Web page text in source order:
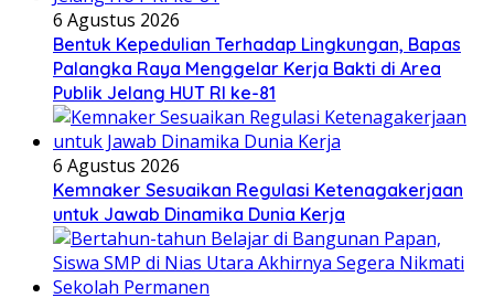
6 Agustus 2026
Bentuk Kepedulian Terhadap Lingkungan, Bapas
Palangka Raya Menggelar Kerja Bakti di Area
Publik Jelang HUT RI ke-81
6 Agustus 2026
Kemnaker Sesuaikan Regulasi Ketenagakerjaan
untuk Jawab Dinamika Dunia Kerja